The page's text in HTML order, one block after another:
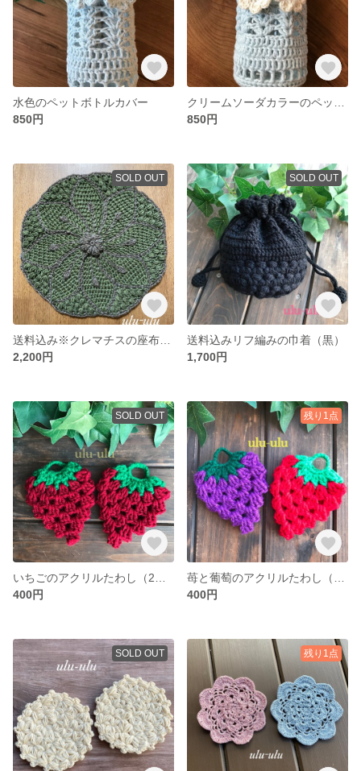
水色のペットボトルカバー
850円
850円
SOLD OUT
2,200円
SOLD OUT
送料込みリフ編みの巾着（黒）
1,700円
SOLD OUT
400円
残り1点
400円
SOLD OUT 残り1点